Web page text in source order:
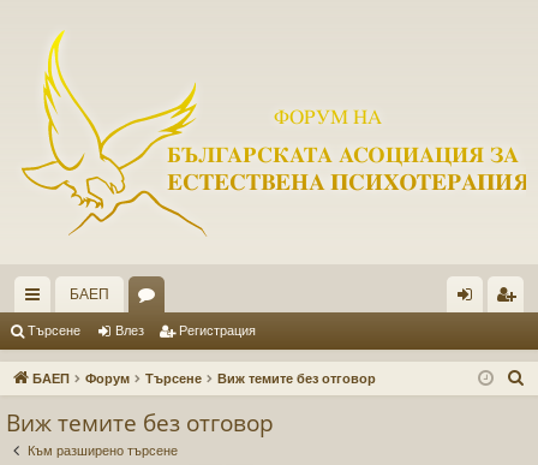
ъ
рз
БАЕП
ор
ум з ис
Търсене Влез Регистрация
БАЕП Форум Търсене Виж темите без отговор
Виж темите без отговор
Към разширено търсене